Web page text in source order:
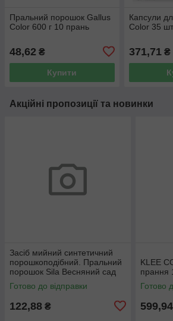
Пральний порошок Gallus
Color 600 г 10 прань
48,62 ₴
Купити
Капсули
Color 35 шт
371,71₴
Акційні пропозиції та новинки
Засіб мийний синтетичний
порошкоподібний. Пральний
порошок Sila Весняний сад
1,2 кг
Готово до відправки
122,88 ₴
KLEE
прання
Готово
599,94